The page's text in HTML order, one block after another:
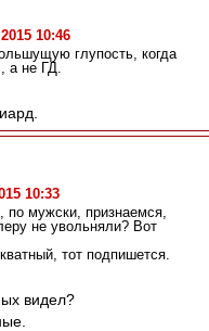
10:46
глупость, когда
а не ГД.
10:33
по мужски, признаемся,
не увольняли? Вот
тот подпишется.
видел?